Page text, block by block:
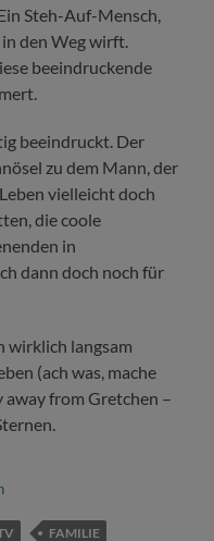
Steh-Auf-Mensch,
den Weg wirft.
beeindruckende
beeindruckt. Der
zu dem Mann, der
vielleicht doch
die coole
in
dann doch noch für
wirklich langsam
(ach was, mache
away from Gretchen –
FAMILIE